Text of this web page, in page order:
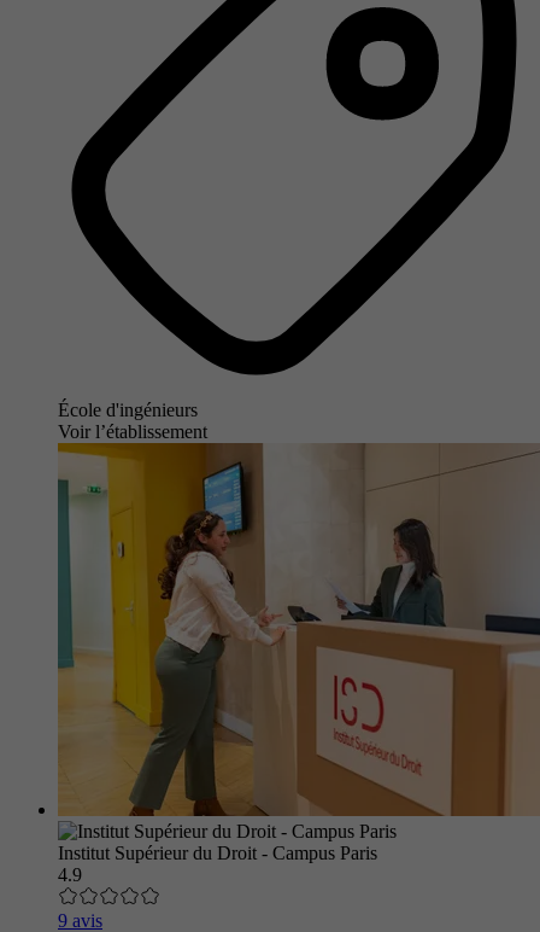
École d'ingénieurs
Voir l’établissement
Institut Supérieur du Droit - Campus Paris
4.9
9 avis